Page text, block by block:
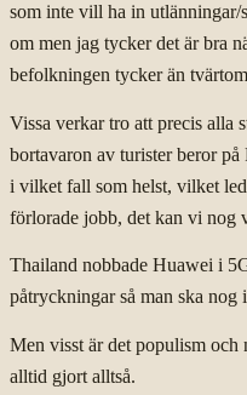
som inte vill ha in
om men jag tycker det är bra
befolkningen tycker än
Vissa verkar tro att precis alla
bortavaron av turister beror
i vilket fall som helst, vilket
förlorade jobb, det kan vi nog
Thailand nobbade Huawei i
påtryckningar så man ska
Men visst är det populism och
alltid gjort alltså.